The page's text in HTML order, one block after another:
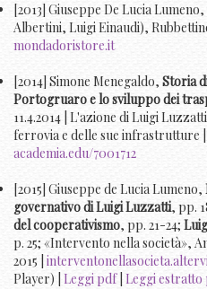
[2013] Giuseppe De Lucia Lumeno,
Albertini, Luigi Einaudi),
mondadoristore.it
[2014] Simone Menegaldo, Storia
Portogruaro e lo sviluppo dei
11.4.2014 | L'azione di Luigi
ferrovia e delle sue infrastrutture
academia.edu/7001712
[2015] Giuseppe de Lucia Lumeno,
governativo di Luigi Luzzatti, pp.
del cooperativismo, pp. 21-24;
p. 25; «Intervento nella società»,
2015 |
Player) | Leggi pdf| Leggi estratto